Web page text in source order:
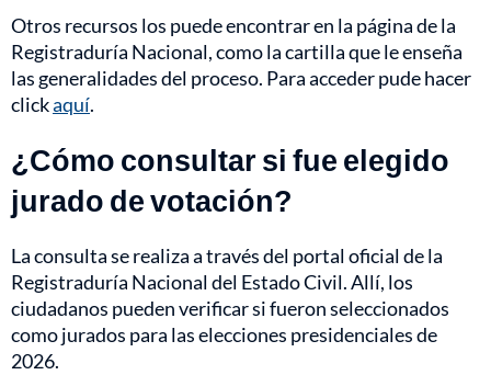
Otros recursos los puede encontrar en la página de la
Registraduría Nacional, como la cartilla que le enseña
las generalidades del proceso. Para acceder pude hacer
clickaquí.
¿Cómo consultar si fue elegido
jurado de votación?
La consulta se realiza a través del portal oficial de la
Registraduría Nacional del Estado Civil. Allí, los
ciudadanos pueden verificar si fueron seleccionados
como jurados para las elecciones presidenciales de
2026.